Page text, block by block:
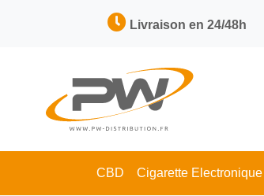
Livraison en 24/48h
CBD Cigarette Electronique